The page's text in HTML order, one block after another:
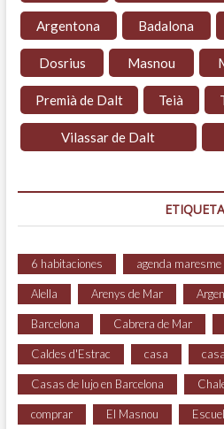
Argentona Badalona
Dosrius Masnou
Premià de Dalt Teià
Vilassar de Dalt
6 habitaciones agenda maresme
Alella Arenys de Mar
Barcelona Cabrera de Mar
Caldes d'Estrac casa
Casas de lujo en Barcelona
comprar El Masnou